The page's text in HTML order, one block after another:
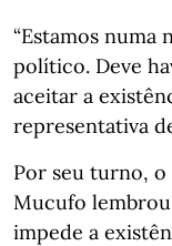
“Estamos numa
político. Deve
aceitar a
representativa
Por seu turno, o
Mucufo
impede a